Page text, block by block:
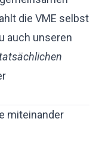
die VME selbst
auch unseren
miteinander